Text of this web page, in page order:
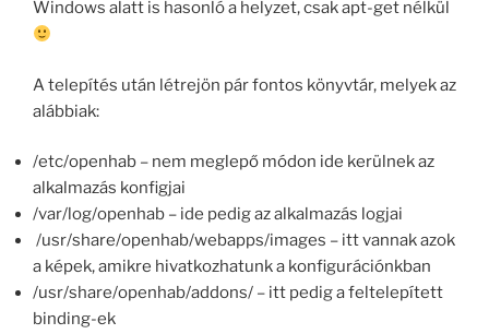
Windows alatt is hasonló a helyzet, csak apt-get nélkül
A telepítés után létrejön pár fontos könyvtár, melyek az
alábbiak:
/etc/openhab – nem meglepő módon ide kerülnek az
alkalmazás konfigjai
/var/log/openhab – ide pedig az alkalmazás logjai
/usr/share/openhab/webapps/images – itt vannak azok
a képek, amikre hivatkozhatunk a konfigurációnkban
/usr/share/openhab/addons/ – itt pedig a feltelepített
binding-ek